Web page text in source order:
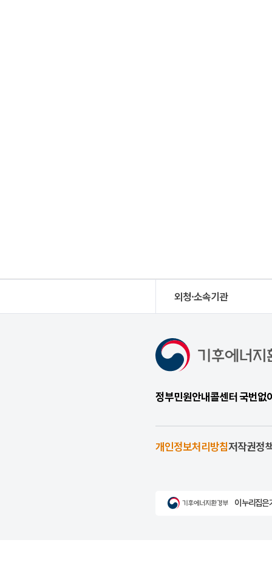
외청·소속기관
정부민원안내콜센터 국번
개인정보처리방침저작권정
이 누리집은